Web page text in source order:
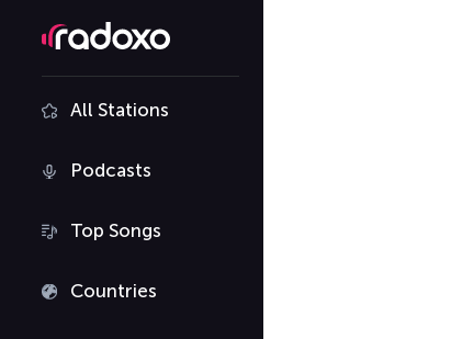
All Stations
Podcasts
Top Songs
Countries